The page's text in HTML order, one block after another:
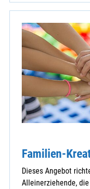
Familien-
Dieses Angebot
Alleinerziehende,